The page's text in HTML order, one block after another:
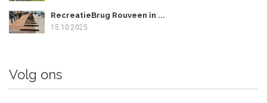
RecreatieBrug Rouveen in ...
15.10.2025
Volg ons